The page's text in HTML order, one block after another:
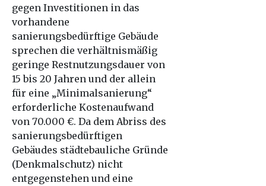
gegen Investitionen in das
vorhandene
sanierungsbedürftige Gebäude
sprechen die verhältnismäßig
geringe Restnutzungsdauer von
15 bis 20 Jahren und der allein
für eine „Minimalsanierung“
erforderliche Kostenaufwand
von 70.000 €. Da dem Abriss des
sanierungsbedürftigen
Gebäudes städtebauliche Gründe
(Denkmalschutz) nicht
entgegenstehen und eine